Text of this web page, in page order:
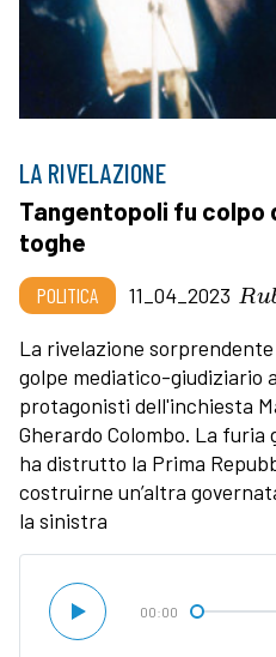
LA RIVELAZIONE
Tangentopoli fu colpo
toghe
POLITICA 11_04_2023
La rivelazione
golpe mediatico-giudiziario
protagonisti dell'inchiesta
Gherardo Colombo. La furia
ha distrutto la Prima
costruirne un’altra
la sinistra
00:00